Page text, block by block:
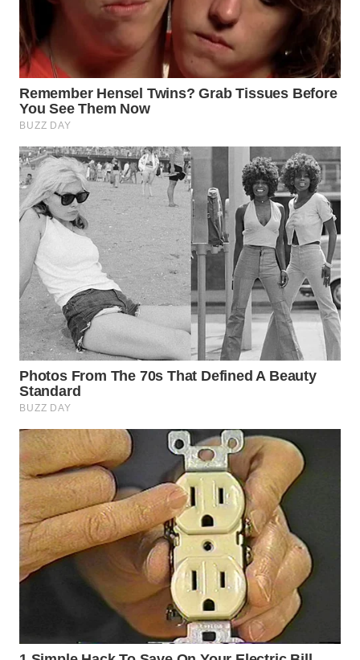
PAKPAK
WN
KARAWANG
BEKASI
WN
BOGOR
DEPOK
WN
TAPANULI
UTARA
WN
SAMOSIR
WN
PADANG
LAWAS
WN
SUMEDANG
WN